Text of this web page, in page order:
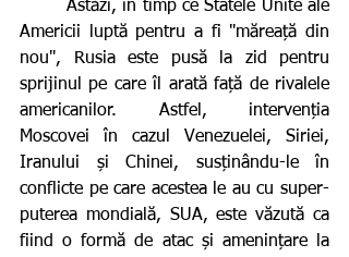
Americii luptă pentru a fi "măreață din
nou", Rusia este pusă la zid pentru
sprijinul pe care îl arată față de rivalele
americanilor. Astfel, intervenția
Moscovei în cazul Venezuelei, Siriei,
Iranului și Chinei, susținându-le în
conflicte pe care acestea le au cu super-
puterea mondială, SUA, este văzută ca
fiind o formă de atac și amenințare la